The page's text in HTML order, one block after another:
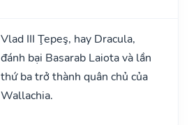
Vlad III Ţepeş, hay Dracula,
đánh bại Basarab Laiota và lần
thứ ba trở thành quân chủ của
Wallachia.